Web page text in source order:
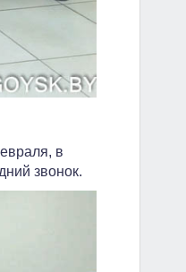
в
звонок.